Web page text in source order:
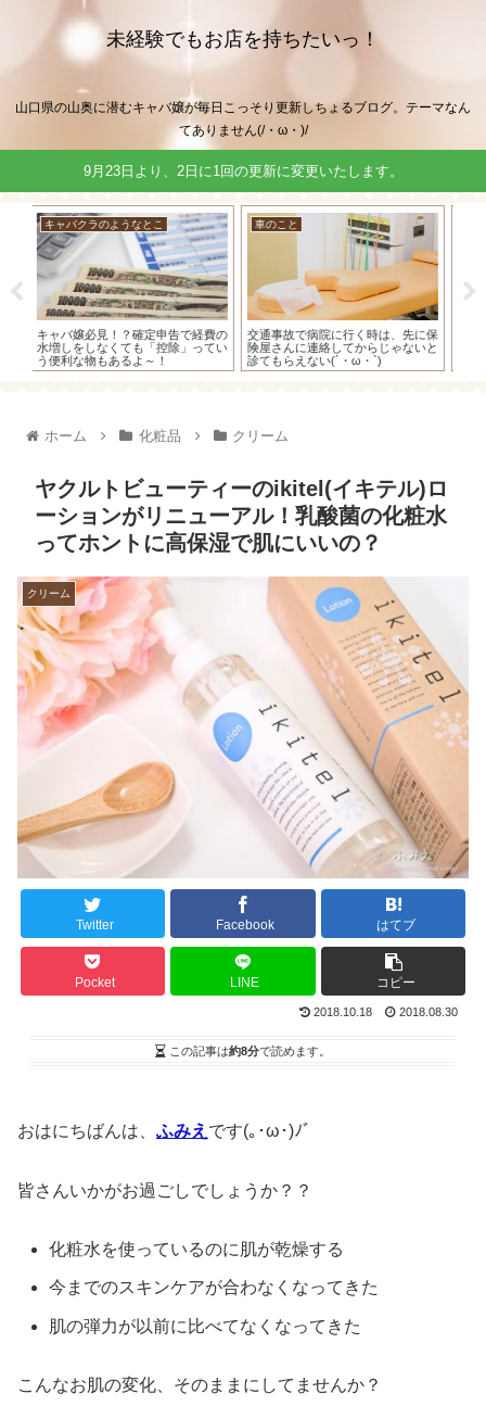
未経験でもお店を持ちたいっ！
山口県の山奥に潜むキャバ嬢が毎日こっそり更新しちょるブログ。テーマなん
てありません(/・ω・)/
9月23日より、2日に1回の更新に変更いたします。
車のこと
交通事故で病院に行く時は、先に保
険屋さんに連絡してからじゃないと
診てもらえない(´・ω・`)
キャバクラのようなとこ
キャバ嬢の私が確定申告をする時
に、青色申告よりも白色申告をおス
スメする理由！
ホーム 化粧品 クリーム
ヤクルトビューティーのikitel(イキテル)ロ
ーションがリニューアル！乳酸菌の化粧水
ってホントに高保湿で肌にいいの？
クリーム
Twitter Facebook はてブ
Pocket LINE コピー
2018.10.18 2018.08.30
この記事は約8分で読めます。
おはにちばんは、 ふみえ です(｡･ω･)ﾉﾞ
皆さんいかがお過ごしでしょうか？？
化粧水を使っているのに肌が乾燥する
今までのスキンケアが合わなくなってきた
肌の弾力が以前に比べてなくなってきた
こんなお肌の変化、そのままにしてませんか？